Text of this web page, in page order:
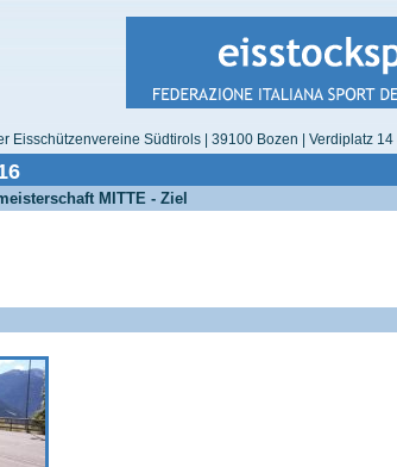
Eisschützenvereine Südtirols | 39100 Bozen | Verdiplatz 14 |
MITTE - Ziel